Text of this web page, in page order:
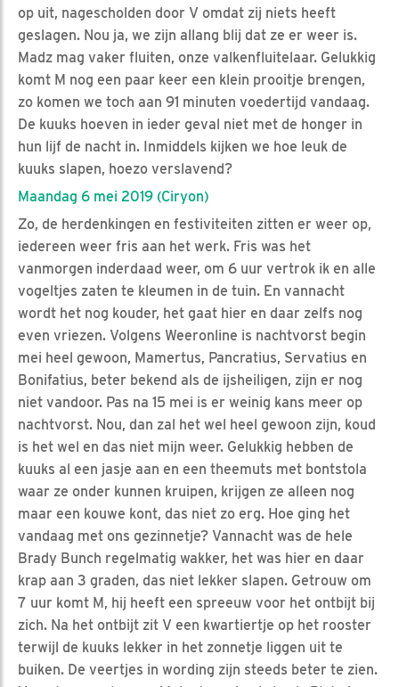
op uit, nagescholden door V omdat zij niets heeft
geslagen. Nou ja, we zijn allang blij dat ze er weer is.
Madz mag vaker fluiten, onze valkenfluitelaar. Gelukkig
komt M nog een paar keer een klein prooitje brengen,
zo komen we toch aan 91 minuten voedertijd vandaag.
De kuuks hoeven in ieder geval niet met de honger in
hun lijf de nacht in. Inmiddels kijken we hoe leuk de
kuuks slapen, hoezo verslavend?
Maandag 6 mei 2019 (Ciryon)
Zo, de herdenkingen en festiviteiten zitten er weer op,
iedereen weer fris aan het werk. Fris was het
vanmorgen inderdaad weer, om 6 uur vertrok ik en alle
vogeltjes zaten te kleumen in de tuin. En vannacht
wordt het nog kouder, het gaat hier en daar zelfs nog
even vriezen. Volgens Weeronline is nachtvorst begin
mei heel gewoon, Mamertus, Pancratius, Servatius en
Bonifatius, beter bekend als de ijsheiligen, zijn er nog
niet vandoor. Pas na 15 mei is er weinig kans meer op
nachtvorst. Nou, dan zal het wel heel gewoon zijn, koud
is het wel en das niet mijn weer. Gelukkig hebben de
kuuks al een jasje aan en een theemuts met bontstola
waar ze onder kunnen kruipen, krijgen ze alleen nog
maar een kouwe kont, das niet zo erg. Hoe ging het
vandaag met ons gezinnetje? Vannacht was de hele
Brady Bunch regelmatig wakker, het was hier en daar
krap aan 3 graden, das niet lekker slapen. Getrouw om
7 uur komt M, hij heeft een spreeuw voor het ontbijt bij
zich. Na het ontbijt zit V een kwartiertje op het rooster
terwijl de kuuks lekker in het zonnetje liggen uit te
buiken. De veertjes in wording zijn steeds beter te zien.